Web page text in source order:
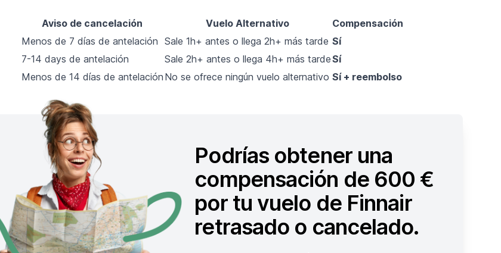
Aviso de cancelación Vuelo Alternativo
Compensación
Menos de 7 días de antelación Sale 1h+ antes o llega 2h+ más tarde Sí
7-14 days de antelación
Sale 2h+ antes o llega 4h+ más tardeSí
Menos de 14 días de antelación No se ofrece ningún vuelo alternativo Sí + reembolso
Podrías obtener una
compensación de 600 €
por tu vuelo de Finnair
retrasado o cancelado.